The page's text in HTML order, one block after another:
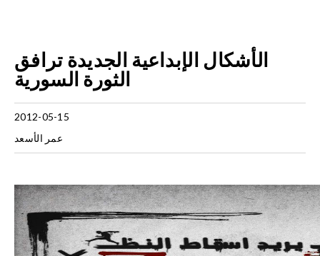
الأشكال الإبداعية الجديدة ترافق
الثورة السورية
2012-05-15
عمر الأسعد